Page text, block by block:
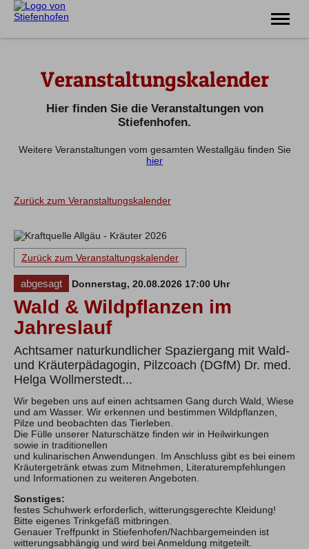
Familie
Unterkünfte
Prospekte
Veranstaltungskalender
Hier finden Sie die Veranstaltungen von
Stiefenhofen.
Weitere Veranstaltungen vom gesamten Westallgäu finden Sie
hier
Zurück zum Veranstaltungskalender
Zurück zum Veranstaltungskalender
abgesagt Donnerstag, 20.08.2026 17:00 Uhr
Wald & Wildpflanzen im
Jahreslauf
Achtsamer naturkundlicher Spaziergang mit Wald-
und Kräuterpädagogin, Pilzcoach (DGfM) Dr. med.
Helga Wollmerstedt...
Wir begeben uns auf einen achtsamen Gang durch Wald, Wiese
und am Wasser. Wir erkennen und bestimmen Wildpflanzen,
Pilze und beobachten das Tierleben.
Die Fülle unserer Naturschätze finden wir in Heilwirkungen
sowie in traditionellen
und kulinarischen Anwendungen. Im Anschluss gibt es bei einem
Kräutergetränk etwas zum Mitnehmen, Literaturempfehlungen
und Informationen zu weiteren Angeboten.
Sonstiges:
festes Schuhwerk erforderlich, witterungsgerechte Kleidung!
Bitte eigenes Trinkgefäß mitbringen.
Genauer Treffpunkt in Stiefenhofen/Nachbargemeinden ist
witterungsabhängig und wird bei Anmeldung mitgeteilt.